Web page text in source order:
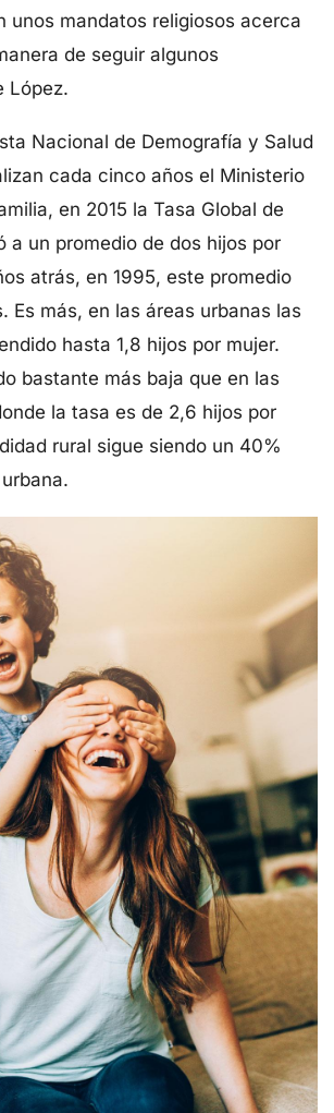
unos mandatos religiosos acerca
de seguir algunos
López.
Nacional de Demografía y Salud
cada cinco años el Ministerio
en 2015 la Tasa Global de
a un promedio de dos hijos por
atrás, en 1995, este promedio
Es más, en las áreas urbanas las
hasta 1,8 hijos por mujer.
bastante más baja que en las
la tasa es de 2,6 hijos por
rural sigue siendo un 40%